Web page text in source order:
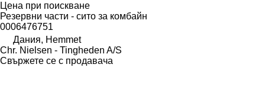
Цена при поискване
Резервни части - сито за комбайн
0006476751
Дания, Hemmet
Chr. Nielsen - Tingheden A/S
Свържете се с продавача